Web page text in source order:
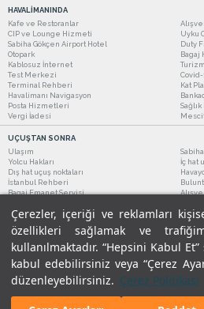
Çerezler, içeriği ve reklamları
özellikleri sağlamak ve
kullanılmaktadır. “Hepsini Kabul
kabul edebilirsiniz veya “Çerez
düzenleyebilirsiniz. Çerez Politikası
HAVALİMANINDA
Kafe ve Restoranlar
CIP ve Lounge Hizmeti
Uyku
Sabiha Gökçen Airport Hotel
Duty
Otopark
Bagaj
Kablosuz İnternet
Test Merkezi
Terminal Rehberi
Kat
Havalimanı Navigasyon
Posta Hizmetleri
Vergi İadesi
UÇUŞTAN SONRA
Ulaşım
Yolcu Hakları
İç hat
Dış hat uçuş noktaları
İstanbul Rehberi
Bagaj Emanet Servisi